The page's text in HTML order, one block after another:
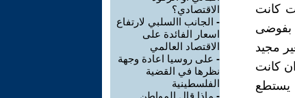
كانت
بفوضى
مجيد
كانت
يستطع
الاقتصادي؟
- الجانب االسلبي لارتفاع
اسعار الفائدة على
الاقتصاد العالمي
- على روسيا اعادة وجهة
نظرها في القضية
الفلسطينية
- ماذا قال المواطن